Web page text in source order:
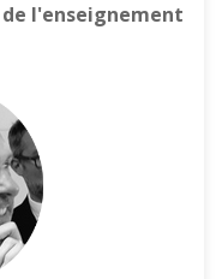
l'enseignement